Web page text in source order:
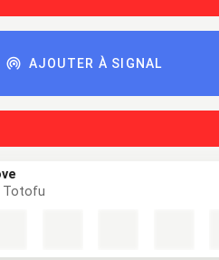
AJOUTER À SIGNAL
Totofu